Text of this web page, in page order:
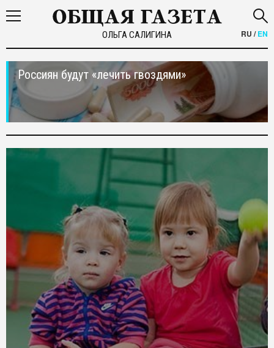
ОЛЬГА САЛИГИНА RU /EN
Россиян будут «лечить гвоздями»